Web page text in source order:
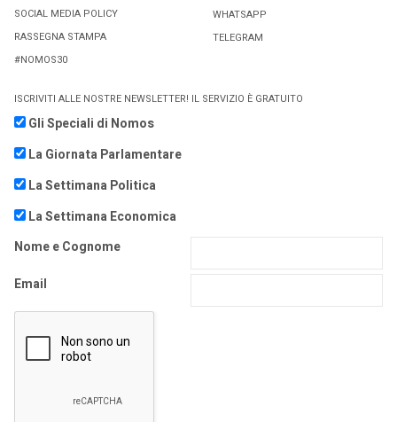
SOCIAL MEDIA POLICY
RASSEGNA STAMPA
#NOMOS30
WHATSAPP
TELEGRAM
ISCRIVITI ALLE NOSTRE NEWSLETTER! IL SERVIZIO È GRATUITO
Gli Speciali di Nomos
La Giornata Parlamentare
La Settimana Politica
La Settimana Economica
Nome e Cognome
Email